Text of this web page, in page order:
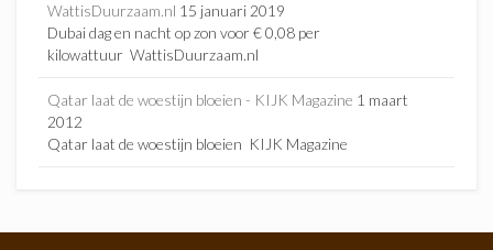
WattisDuurzaam.nl 15 januari 2019
Dubai dag en nacht op zon voor € 0,08 per
kilowattuur WattisDuurzaam.nl
Qatar laat de woestijn bloeien - KIJK Magazine 1 maart
2012
Qatar laat de woestijn bloeien KIJK Magazine